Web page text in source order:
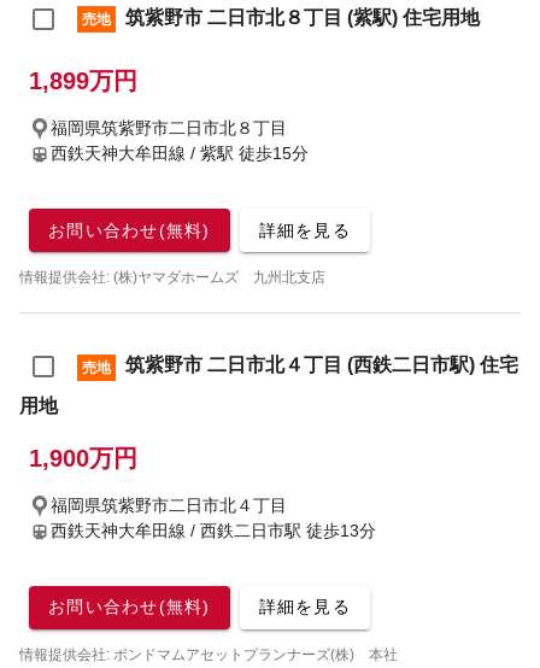
売地 筑紫野市 二日市北８丁目 (紫駅) 住宅用地
1,899万円
福岡県筑紫野市二日市北８丁目
西鉄天神大牟田線 / 紫駅 徒歩15分
お問い合わせ(無料) 詳細を見る
情報提供会社: (株)ヤマダホームズ 九州北支店
売地
筑紫野市 二日市北４丁目 (西鉄二日市駅) 住宅
用地
1,900万円
福岡県筑紫野市二日市北４丁目
西鉄天神大牟田線 / 西鉄二日市駅 徒歩13分
お問い合わせ(無料) 詳細を見る
情報提供会社: ポンドマムアセットプランナーズ(株) 本社